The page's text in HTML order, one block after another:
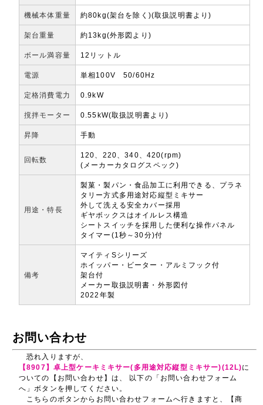
機械本体重量 約80kg(架台を除く)(取扱説明書より)
架台重量 約13kg(外形図より)
ボール満容量 12リットル
電源 単相100V 50/60Hz
定格消費電力 0.9kW
撹拌モーター 0.55kW(取扱説明書より)
昇降 手動
回転数
120、220、340、420(rpm)
(メーカーカタログスペック)
用途・特長
製菓・製パン・食品加工に利用できる、プラネ
タリー方式多用途対応縦型ミキサー
外して洗える安全カバー採用
ギヤボックスはオイルレス構造
シートスイッチを採用した便利な操作パネル
タイマー(1秒～30分)付
備考
マイティSシリーズ
ホイッパー・ビーター・アルミフック付
架台付
メーカー取扱説明書・外形図付
2022年製
お問い合わせ
恐れ入りますが、
【8907】卓上型ケーキミキサー(多用途対応縦型ミキサー)(12L)に
ついての【お問い合わせ】は、 以下の「お問い合わせフォーム
へ」ボタンを押してください。
こちらのボタンからお問い合わせフォームへ行きますと、【商